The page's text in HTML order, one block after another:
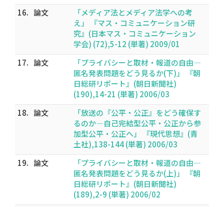
16. 論文
「メディア法とメディア法学への考
え」 『マス・コミュニケーション研
究』(日本マス・コミュニケーション
学会) (72),5-12 (単著) 2009/01
17. 論文
「プライバシーと取材・報道の自由―
匿名発表問題をどう見るか(下)」 『朝
日総研リポート』(朝日新聞社)
(190),14-21 (単著) 2006/03
18. 論文
「放送の『公平・公正』をどう確保す
るのか―自己完結型公平・公正から参
加型公平・公正へ」 『現代思想』(青
土社),138-144 (単著) 2006/03
19. 論文
「プライバシーと取材・報道の自由―
匿名発表問題をどう見るか(上)」 『朝
日総研リポート』(朝日新聞社)
(189),2-9 (単著) 2006/02